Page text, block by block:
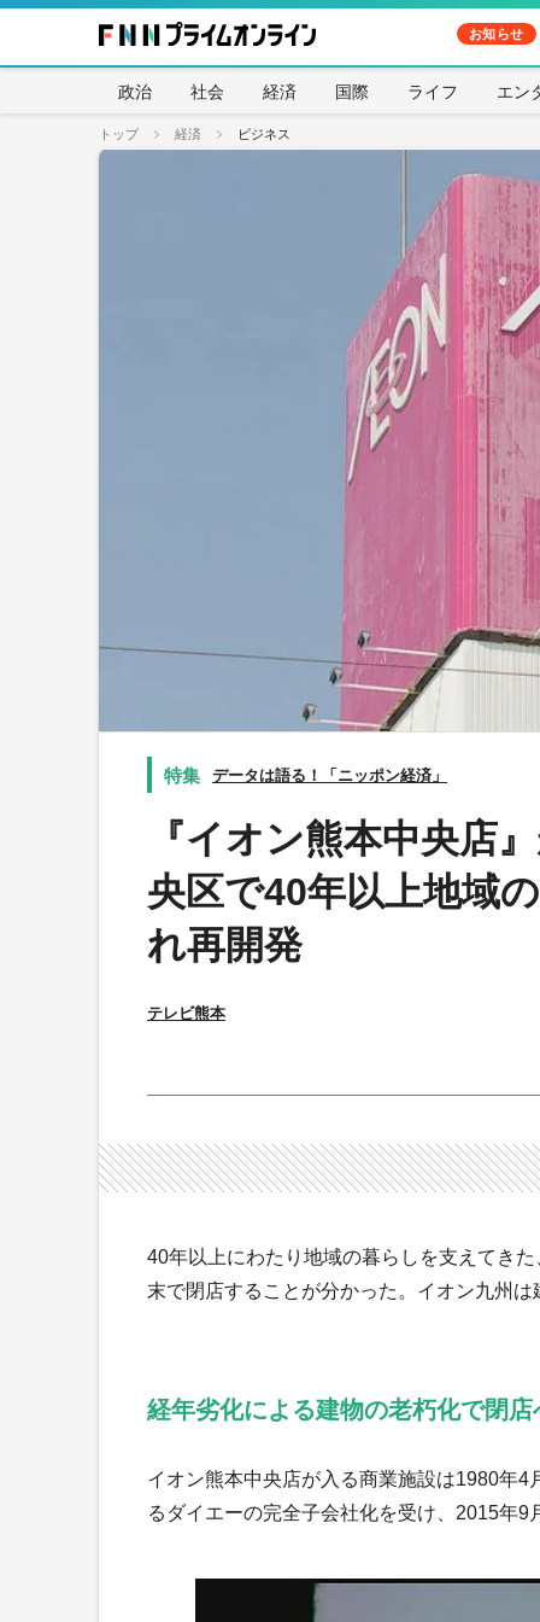
お知らせ
政治 社会 経済 国際 ライフ エン
トップ 経済 ビジネス
データは語る！「ニッポン経済」
『イオン熊本中央店
央区で40年以上地域
れ再開発
テレビ熊本
40年以上にわたり地域の暮らしを支えてき
末で閉店することが分かった。イオン九州
経年劣化による建物の老朽化で閉店
イオン熊本中央店が入る商業施設は1980年
るダイエーの完全子会社化を受け、2015年9